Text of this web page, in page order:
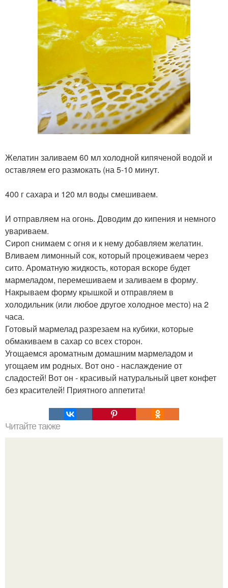
Желатин заливаем 60 мл холодной кипяченой водой и
оставляем его размокать (на 5-10 минут.
400 г сахара и 120 мл воды смешиваем.
И отправляем на огонь. Доводим до кипения и немного
увариваем.
Сироп снимаем с огня и к нему добавляем желатин.
Вливаем лимонный сок, который процеживаем через
сито. Ароматную жидкость, которая вскоре будет
мармеладом, перемешиваем и заливаем в форму.
Накрываем форму крышкой и отправляем в
холодильник (или любое другое холодное место) на 2
часа.
Готовый мармелад разрезаем на кубики, которые
обмакиваем в сахар со всех сторон.
Угощаемся ароматным домашним мармеладом и
угощаем им родных. Вот оно - наслаждение от
сладостей! Вот он - красивый натуральный цвет конфет
без красителей! Приятного аппетита!
Читайте также